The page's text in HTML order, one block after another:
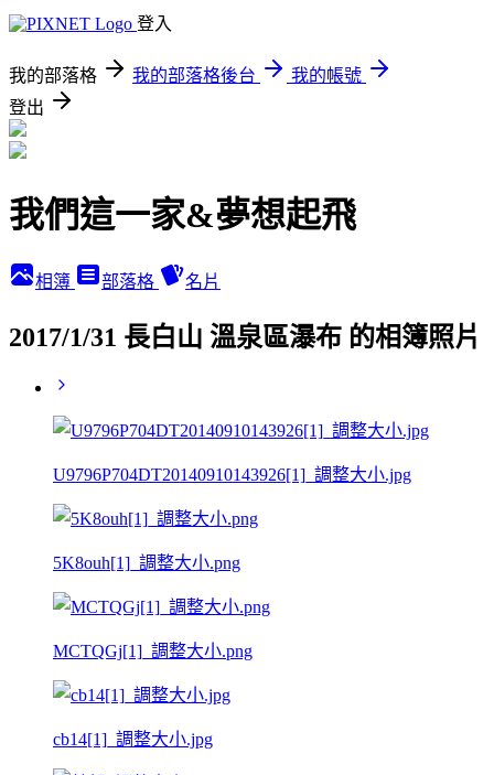
登入
我的部落格 我的部落格後台
我的帳號
登出
我們這一家&夢想起飛
相簿 部落格 名片
2017/1/31 長白山 溫泉區瀑布 的相簿照片
U9796P704DT20140910143926[1]_調整大小.jpg
5K8ouh[1]_調整大小.png
MCTQGj[1]_調整大小.png
cb14[1]_調整大小.jpg